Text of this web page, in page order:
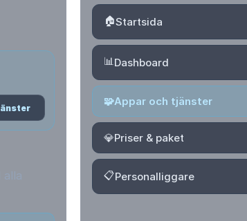
🏠Startsida
📊Dashboard
🧩Appar och tjänster
💎Priser & paket
📋Personalliggare